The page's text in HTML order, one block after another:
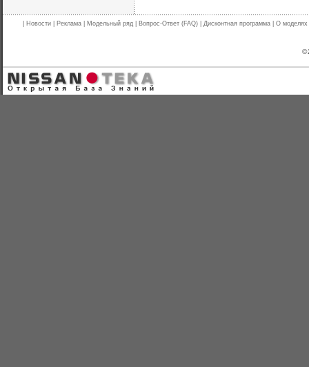
Новости Реклама Модельный ряд Вопрос-Ответ (FAQ) Дисконтная программа О моделях
©